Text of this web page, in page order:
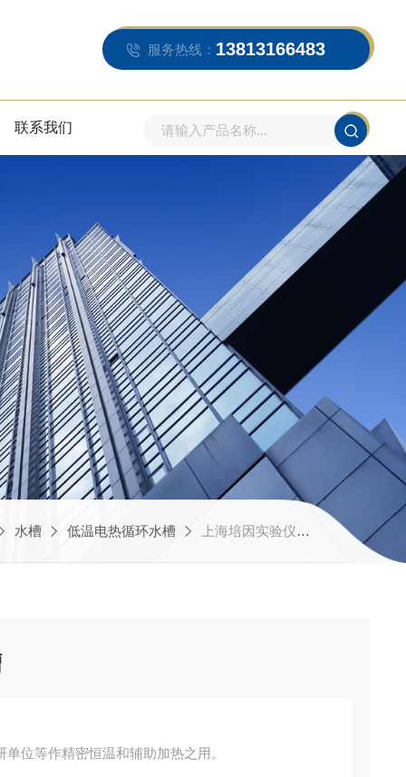
服务热线： 13813166483
联系我们
水槽 低温电热循环水槽 上海培因实验仪器有限公司DKC-5A超低温电热恒温循环水槽
位等作精密恒温和辅助加热之用。